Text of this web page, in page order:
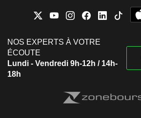
NOS EXPERTS À VOTRE
ÉCOUTE
Lundi - Vendredi 9h-12h / 14h-
18h